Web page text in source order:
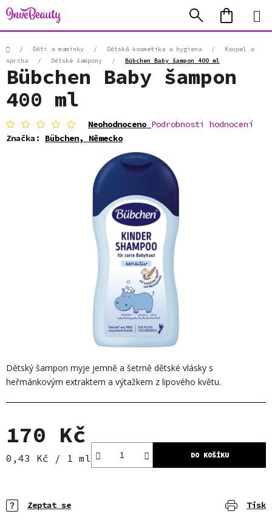
Přejít
na
obsah
Hledat
KOŠÍK
Domů/ Děti a maminky / Dětská kosmetika a hygiena /
Koupel a
sprcha
/ Dětské šampony / Bübchen Baby šampon 400 ml
Dětský šampon myje jemně a šetrně dětské vlásky s
heřmánkovým extraktem a výtažkem z lipového květu.
170 Kč
Měrná cena:
0,43 Kč / 1 ml DO KOŠÍKU
Tisk
Zeptat se
Bübchen Baby šampon
400 ml
Průměrné
hodnocení
produktu
hvězdiček.
Neohodnoceno Podrobnosti hodnocení
Značka: Bübchen, Německo